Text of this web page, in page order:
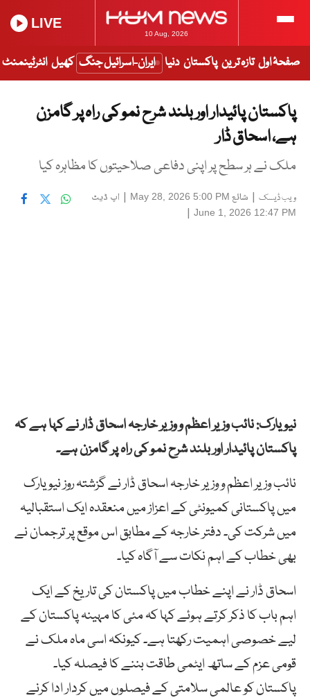
10 Aug, 2026
LIVE
صفحۂ اول تازہ ترین پاکستان دنیا ایران-اسرائیل جنگ کھیل انٹرٹینمنٹ
پاکستان پائیدار اور بلند شرح نمو کی راہ پر گامزن
ہے، اسحاق ڈار
ملک نے ہر سطح پر اپنی دفاعی صلاحیتوں کا مظاہرہ کیا
ویب ڈیسک | شائع May 28, 2026 5:00 PM
| اپ ڈیٹ
June 1, 2026 12:47 PM
|
نیویارک: نائب وزیر اعظم و وزیر خارجہ اسحاق ڈار نے کہا ہے کہ
پاکستان پائیدار اور بلند شرح نمو کی راہ پر گامزن ہے۔
نائب وزیر اعظم و وزیر خارجہ اسحاق ڈار نے گزشتہ روز نیویارک
میں پاکستانی کمیونٹی کے اعزاز میں منعقدہ ایک استقبالیہ
میں شرکت کی۔ دفتر خارجہ کے مطابق اس موقع پر ترجمان نے
بھی خطاب کے اہم نکات سے آگاہ کیا۔
اسحاق ڈار نے اپنے خطاب میں پاکستان کی تاریخ کے ایک
اہم باب کا ذکر کرتے ہوئے کہا کہ مئی کا مہینہ پاکستان کے
لیے خصوصی اہمیت رکھتا ہے۔ کیونکہ اسی ماہ ملک نے
قومی عزم کے ساتھ ایٹمی طاقت بننے کا فیصلہ کیا۔
پاکستان کو عالمی سلامتی کے فیصلوں میں کردار ادا کرنے